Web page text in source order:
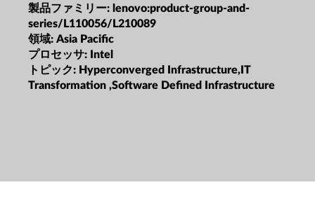
製品ファミリー: lenovo:product-group-and-
series/L110056/L210089
領域: Asia Pacific
プロセッサ: Intel
トピック: Hyperconverged Infrastructure,IT
Transformation ,Software Defined Infrastructure